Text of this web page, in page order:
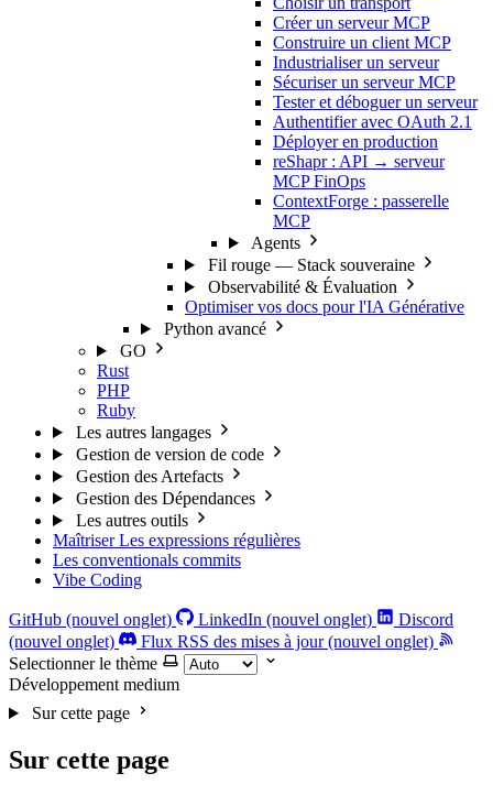
Créer un serveur MCP
Construire un client MCP
Industrialiser un serveur
Sécuriser un serveur MCP
Tester et déboguer un serveur
Authentifier avec OAuth 2.1
Déployer en production
reShapr : API → serveur
MCP FinOps
ContextForge : passerelle
MCP
Agents
Fil rouge — Stack souveraine
Observabilité & Évaluation
Optimiser vos docs pour l'IA Générative
Python avancé
GO
Rust
PHP
Ruby
Les autres langages
Gestion de version de code
Gestion des Artefacts
Gestion des Dépendances
Les autres outils
Maîtriser Les expressions régulières
Les conventionals commits
Vibe Coding
GitHub (nouvel onglet) LinkedIn (nouvel onglet)
Discord
(nouvel onglet)
Flux RSS des mises à jour (nouvel onglet)
Selectionner le thème
Développement medium
Sur cette page
Sur cette page